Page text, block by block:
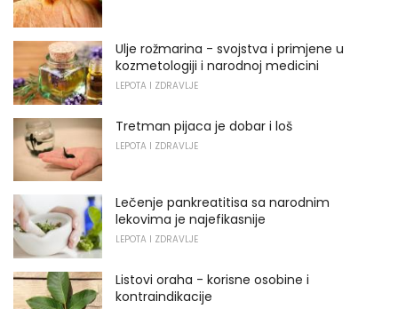
Ulje rožmarina - svojstva i primjene u
kozmetologiji i narodnoj medicini
LEPOTA I ZDRAVLJE
Tretman pijaca je dobar i loš
LEPOTA I ZDRAVLJE
Lečenje pankreatitisa sa narodnim
lekovima je najefikasnije
LEPOTA I ZDRAVLJE
Listovi oraha - korisne osobine i
kontraindikacije